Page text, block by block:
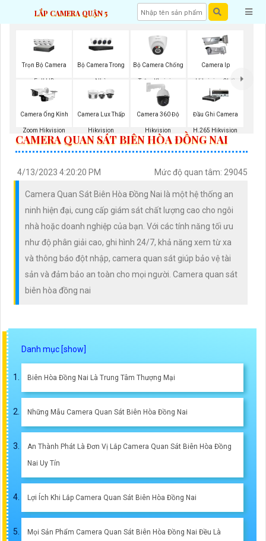
LẮP CAMERA QUẬN 5
Trọn Bộ Camera
Full HD
Bộ Camera Trong
Nhà
Bộ Camera Chống
Trộm Kbvision
Camera Ip
Hikvision Chất
Lượng
Camera Ống Kính
Zoom Hikvision
Camera Lux Thấp
Hikvision
Camera 360 Độ
Hikvision
Đầu Ghi Camera
H.265 Hikvision
CAMERA QUAN SÁT BIÊN HÒA ĐỒNG NAI
4/13/2023 4:20:20 PM Mức độ quan tâm: 29045
Camera Quan Sát Biên Hòa Đồng Nai là một hệ thống an
ninh hiện đại, cung cấp giám sát chất lượng cao cho ngôi
nhà hoặc doanh nghiệp của bạn. Với các tính năng tối ưu
như độ phân giải cao, ghi hình 24/7, khả năng xem từ xa
và thông báo đột nhập, camera quan sát giúp bảo vệ tài
sản và đảm bảo an toàn cho mọi người. Camera quan sát
biên hòa đồng nai
Biên Hòa Đồng Nai Là Trung Tâm Thượng Mại
Những Mẫu Camera Quan Sát Biên Hòa Đồng Nai
An Thành Phát Là Đơn Vị Lắp Camera Quan Sát Biên Hòa Đồng
Nai Uy Tín
Lợi Ích Khi Lắp Camera Quan Sát Biên Hòa Đồng Nai
Mọi Sản Phẩm Camera Quan Sát Biên Hòa Đồng Nai Đều Là